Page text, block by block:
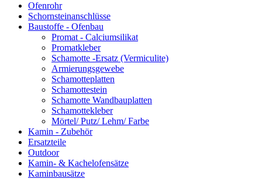
Ofenrohr
Schornsteinanschlüsse
Baustoffe - Ofenbau
Promat - Calciumsilikat
Promatkleber
Schamotte -Ersatz (Vermiculite)
Armierungsgewebe
Schamotteplatten
Schamottestein
Schamotte Wandbauplatten
Schamottekleber
Mörtel/ Putz/ Lehm/ Farbe
Kamin - Zubehör
Ersatzteile
Outdoor
Kamin- & Kachelofensätze
Kaminbausätze